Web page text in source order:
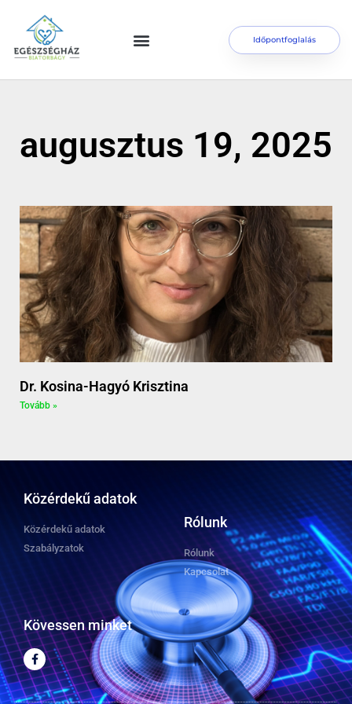
Időpontfoglalás
augusztus 19, 2025
Dr. Kosina-Hagyó Krisztina
Tovább »
Közérdekű adatok
Közérdekű adatok
Szabályzatok
Rólunk
Rólunk
Kapcsolat
Kövessen minket